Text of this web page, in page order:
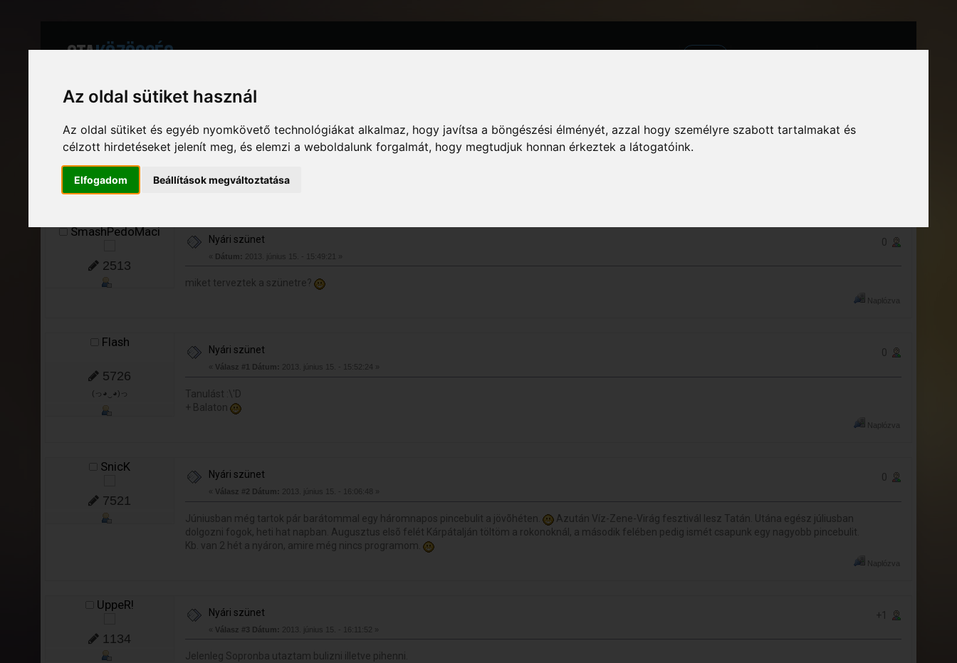
Az oldal sütiket használ
Az oldal sütiket és egyéb nyomkövető technológiákat alkalmaz, hogy javítsa a böngészési élményét, azzal hogy személyre szabott tartalmakat és
célzott hirdetéseket jelenít meg, és elemzi a weboldalunk forgalmát, hogy megtudjuk honnan érkeztek a látogatóink.
Elfogadom Beállítások megváltoztatása
Friss hírek
GTA Közösség - A magyar GTA fórum Általános beszélgetés Beszélgetés Nyári szünet
]Le
SmashPedoMaci
2513
Nyári szünet
« Dátum: 2013. június 15. - 15:49:21 »
0
miket terveztek a szünetre?
Naplózva
Flash
5726
(っ◕‿◕)っ
Nyári szünet
« Válasz #1 Dátum: 2013. június 15. - 15:52:24 »
0
Tanulást :\'D
+ Balaton
Naplózva
SnicK
7521
Nyári szünet
« Válasz #2 Dátum: 2013. június 15. - 16:06:48 »
0
Júniusban még tartok pár barátommal egy háromnapos pincebulit a jövõhéten.
Azután Víz-Zene-Virág fesztivál lesz Tatán. Utána egész júliusban
dolgozni fogok, heti hat napban. Augusztus elsõ felét Kárpátalján töltöm a rokonoknál, a második felében pedig ismét csapunk egy nagyobb pincebulit.
Kb. van 2 hét a nyáron, amire még nincs programom.
Naplózva
UppeR!
1134
Nyári szünet
« Válasz #3 Dátum: 2013. június 15. - 16:11:52 »
+1
Jelenleg Sopronba utaztam bulizni illetve pihenni.